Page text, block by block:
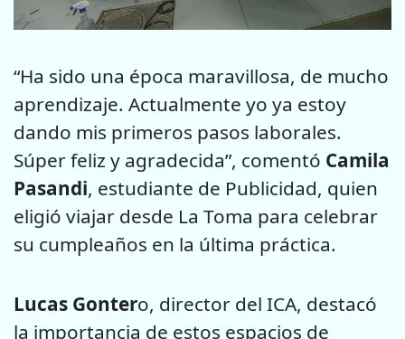
“Ha sido una época maravillosa, de mucho
aprendizaje. Actualmente yo ya estoy
dando mis primeros pasos laborales.
Súper feliz y agradecida”, comentó Camila
Pasandi, estudiante de Publicidad, quien
eligió viajar desde La Toma para celebrar
su cumpleaños en la última práctica.
Lucas Gontero, director del ICA, destacó
la importancia de estos espacios de